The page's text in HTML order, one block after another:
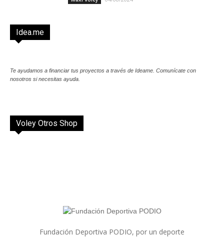
Idea.me
Te ayudamos a financiar tus proyectos a través de Ideame. Comunícate con
nosotros si necesitas ayuda.
Voley Otros Shop
Fundación Deportiva PODIO, por un deporte